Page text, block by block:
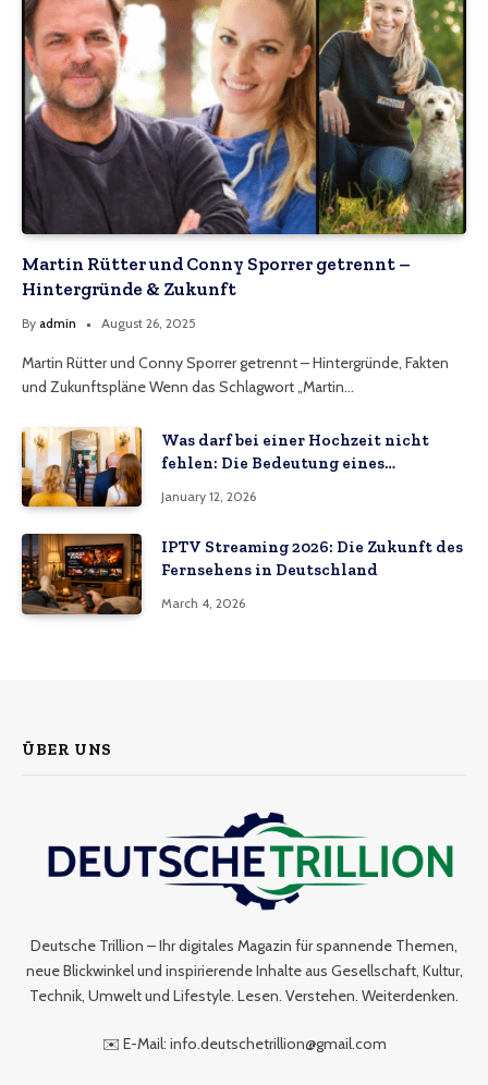
Martin Rütter und Conny Sporrer getrennt –
Hintergründe & Zukunft
By admin August 26, 2025
Martin Rütter und Conny Sporrer getrennt – Hintergründe, Fakten
und Zukunftspläne Wenn das Schlagwort „Martin…
Was darf bei einer Hochzeit nicht
fehlen: Die Bedeutung eines
January 12, 2026
IPTV Streaming 2026: Die Zukunft des
Fernsehens in Deutschland
March 4, 2026
ÜBER UNS
Deutsche Trillion – Ihr digitales Magazin für spannende Themen,
neue Blickwinkel und inspirierende Inhalte aus Gesellschaft, Kultur,
Technik, Umwelt und Lifestyle. Lesen. Verstehen. Weiterdenken.
✉️ E-Mail: info.deutschetrillion@gmail.com